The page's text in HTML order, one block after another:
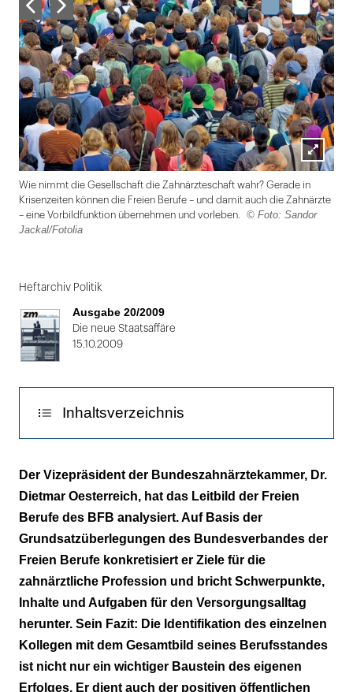
Lightbox
öffnen
Wie nimmt die Gesellschaft die Zahnärzteschaft wahr? Gerade in
Krisenzeiten können die Freien Berufe – und damit auch die Zahnärzte
– eine Vorbildfunktion übernehmen und vorleben.
© Foto: Sandor
Jackal/Fotolia
1
von
2
Heftarchiv Politik
Ausgabe 20/2009
Die neue Staatsaffäre
15.10.2009
Inhaltsverzeichnis
Ausgangssituation
Aufgaben
Berufsausübung gewährleisten
Berufspflichten fortentwickeln
Der Vizepräsident der Bundeszahnärztekammer, Dr.
Dietmar Oesterreich, hat das Leitbild der Freien
Berufe des BFB analysiert. Auf Basis der
Grundsatzüberlegungen des Bundesverbandes der
Freien Berufe konkretisiert er Ziele für die
zahnärztliche Profession und bricht Schwerpunkte,
Inhalte und Aufgaben für den Versorgungsalltag
herunter. Sein Fazit: Die Identifikation des einzelnen
Kollegen mit dem Gesamtbild seines Berufsstandes
ist nicht nur ein wichtiger Baustein des eigenen
Erfolges. Er dient auch der positiven öffentlichen